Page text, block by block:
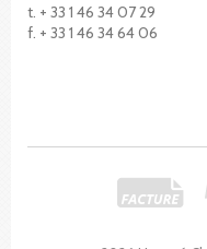
t. + 33 1 46 34 07 29
f. + 33 1 46 34 64 06